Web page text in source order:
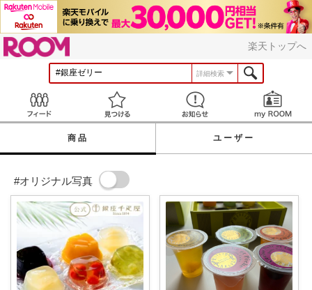
楽天トップへ
詳細検索
見つける お知らせ
商品 ユーザー
#オリジナル写真